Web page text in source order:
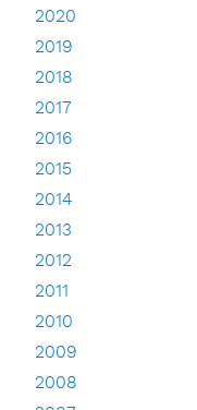
2020
2019
2018
2017
2016
2015
2014
2013
2012
2011
2010
2009
2008